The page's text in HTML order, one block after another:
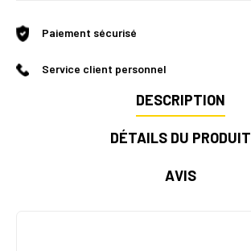
Paiement sécurisé
Service client personnel
DESCRIPTION
DÉTAILS DU PRODUIT
AVIS